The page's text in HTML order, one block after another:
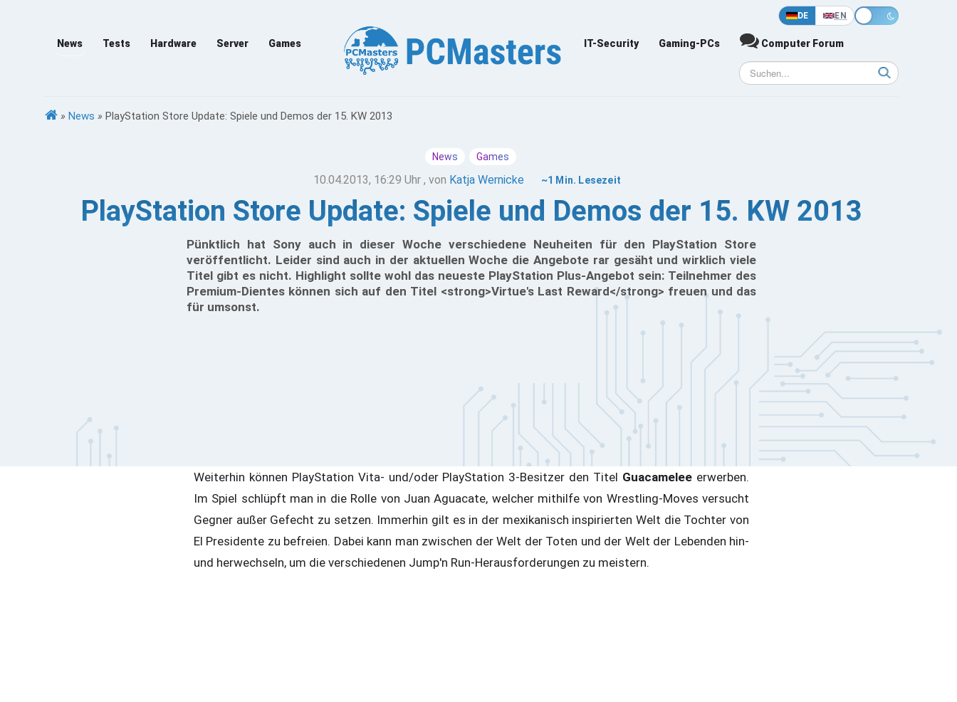
DE EN
News Tests Hardware Server Games IT-Security Gaming-PCs Computer Forum
» News » PlayStation Store Update: Spiele und Demos der 15. KW 2013
News Games
10.04.2013, 16:29 Uhr , von Katja Wernicke ~1 Min. Lesezeit
PlayStation Store Update: Spiele und Demos der 15. KW 2013
Pünktlich hat Sony auch in dieser Woche verschiedene Neuheiten für den PlayStation Store
veröffentlicht. Leider sind auch in der aktuellen Woche die Angebote rar gesäht und wirklich viele
Titel gibt es nicht. Highlight sollte wohl das neueste PlayStation Plus-Angebot sein: Teilnehmer des
Premium-Dientes können sich auf den Titel <strong>Virtue's Last Reward</strong> freuen und das
für umsonst.
Weiterhin können PlayStation Vita- und/oder PlayStation 3-Besitzer den Titel Guacamelee erwerben.
Im Spiel schlüpft man in die Rolle von Juan Aguacate, welcher mithilfe von Wrestling-Moves versucht
Gegner außer Gefecht zu setzen. Immerhin gilt es in der mexikanisch inspirierten Welt die Tochter von
El Presidente zu befreien. Dabei kann man zwischen der Welt der Toten und der Welt der Lebenden hin-
und herwechseln, um die verschiedenen Jump'n Run-Herausforderungen zu meistern.